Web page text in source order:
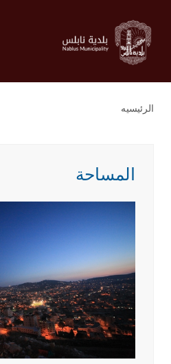
الرئيسيه
المساحة